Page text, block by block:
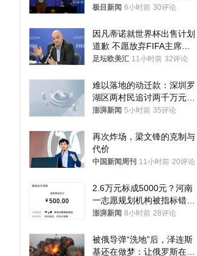
登：“我可不想他像拜登一
极目新闻 6小时前 30评论
因凡蒂诺就世界杯出售计划
道歉 不愿放弃FIFA主席职
位
足坛欧美汇 11小时前 32评论
难以落地的动迁款：深圳罗
湖区两村民追讨两千万元动
迁款八年未果
澎湃新闻 5小时前 35评论
再次炸场，梁文锋的克制与
代价
中国新闻周刊 11小时前 20评论
2.6万元标成5000元？河南
一志愿规划机构被指标错学
费致考生复读
澎湃新闻 8小时前 28评论
被俄导弹“洗地”后，泽连斯
基还在做梦：让俄罗斯在冬